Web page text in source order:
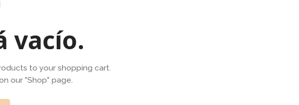
vacío.
to your shopping cart.
our "Shop" page.